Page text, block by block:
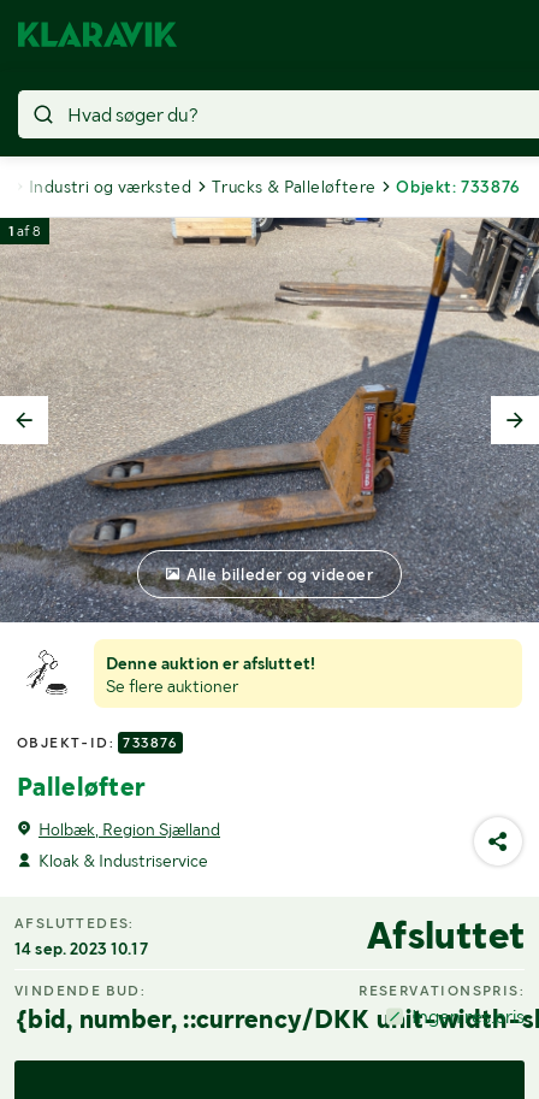
Industri og værksted Trucks & Palleløftere Objekt: 733876
Denne auktion er afsluttet!
Se flere auktioner
OBJEKT-ID: 733876
Palleløfter
Holbæk, Region Sjælland
Kloak & Industriservice
1 af8
Alle billeder og videoer
AFSLUTTEDES:
14 sep. 2023 10.17 Afsluttet
VINDENDE BUD:
{bid, number, ::currency/DKK unit-width-
RESERVATIONSPRIS:
Ingen res.pris